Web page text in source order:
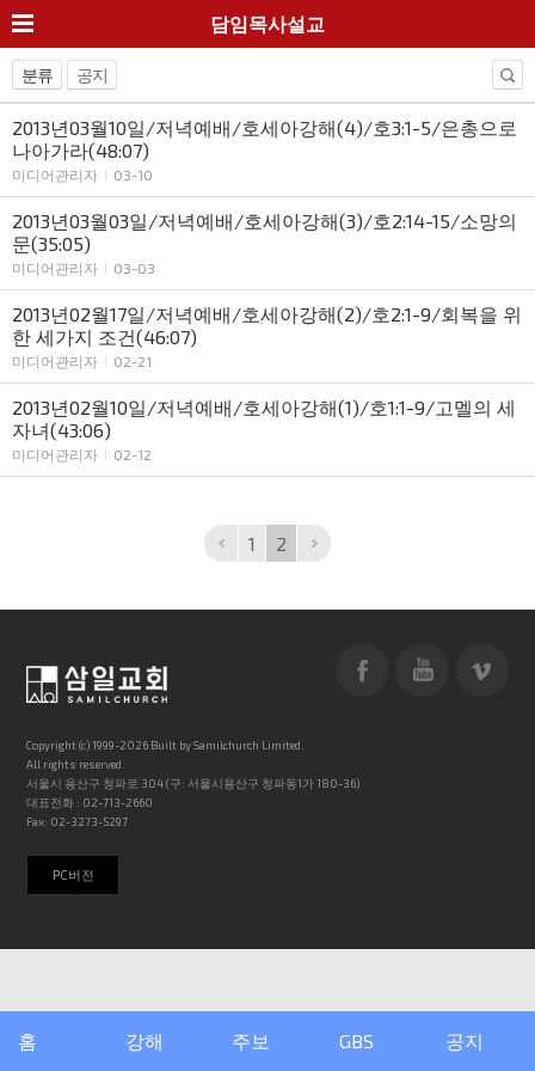
담임목사설교
분류 공지
2013년03월10일/저녁예배/호세아강해(4)/호3:1-5/은총으로
나아가라(48:07)
미디어관리자 03-10
2013년03월03일/저녁예배/호세아강해(3)/호2:14-15/소망의
문(35:05)
미디어관리자 03-03
2013년02월17일/저녁예배/호세아강해(2)/호2:1-9/회복을 위
한 세가지 조건(46:07)
미디어관리자 02-21
2013년02월10일/저녁예배/호세아강해(1)/호1:1-9/고멜의 세
자녀(43:06)
미디어관리자 02-12
1 2
홈 강해 주보 GBS 공지
Copyright (c) 1999-2026 Built by Samilchurch Limited.
All rights reserved.
서울시 용산구 청파로 304 (구: 서울시용산구 청파동1가 180-36)
대표전화 : 02-713-2660
Fax: 02-3273-5297
PC버전